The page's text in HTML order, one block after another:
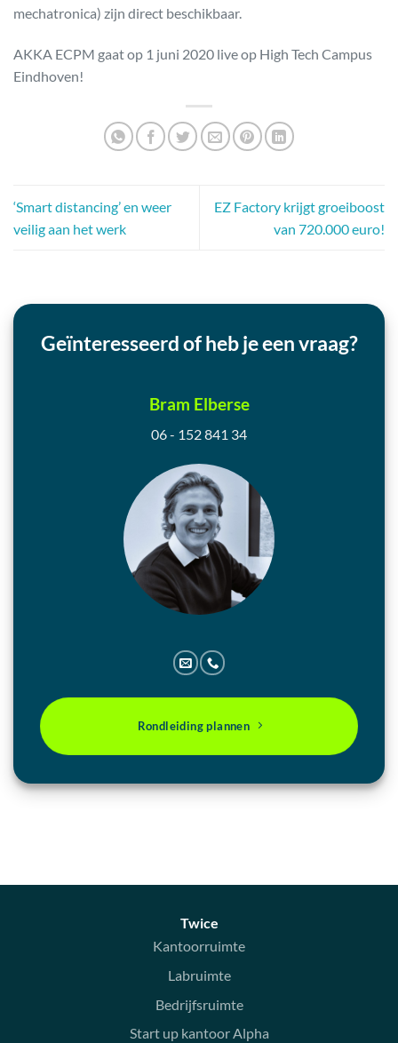
mechatronica) zijn direct beschikbaar.
AKKA ECPM gaat op 1 juni 2020 live op High Tech Campus
Eindhoven!
‘Smart distancing’ en weer
veilig aan het werk
EZ Factory krijgt groeiboost
van 720.000 euro!
Geïnteresseerd of heb je een vraag?
Bram Elberse
06 - 152 841 34
Rondleiding plannen
Twice
Kantoorruimte
Labruimte
Bedrijfsruimte
Start up kantoor Alpha